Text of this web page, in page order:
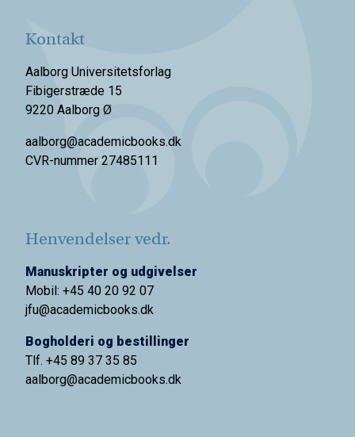
Kontakt
Aalborg Universitetsforlag
Fibigerstræde 15
9220 Aalborg Ø
aalborg@academicbooks.dk
CVR-nummer 27485111
Henvendelser vedr.
Manuskripter og udgivelser
Mobil: +45 40 20 92 07
jfu@academicbooks.dk
Bogholderi og bestillinger
Tlf. +45 89 37 35 85
aalborg@academicbooks.dk